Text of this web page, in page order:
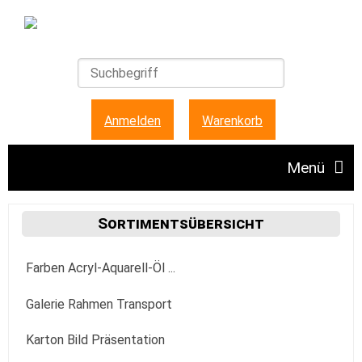
Anmelden Warenkorb
Menü
Unser Ladengeschäft
Sortimentsübersicht
Farben Acryl-Aquarell-Öl ...
Acrylfarbe
Golden
Aquarellfarbe
Galerie Rahmen Transport
Aufhängung Befestigung
Karton Bild Präsentation